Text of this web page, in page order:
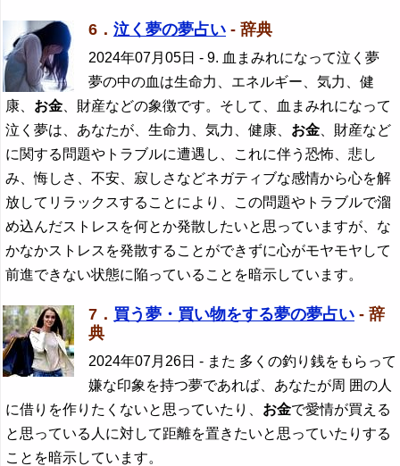
6． 泣く夢の夢占い - 辞典
2024年07月05日 - 9. 血まみれになって泣く夢
夢の中の血は生命力、エネルギー、気力、健
康、 お金 、財産などの象徴です。そして、血まみれになって
泣く夢は、あなたが、生命力、気力、健康、 お金 、財産など
に関する問題やトラブルに遭遇し、これに伴う恐怖、悲し
み、悔しさ、不安、寂しさなどネガティブな感情から心を解
放してリラックスすることにより、この問題やトラブルで溜
め込んだストレスを何とか発散したいと思っていますが、な
かなかストレスを発散することができずに心がモヤモヤして
前進できない状態に陥っていることを暗示しています。
7． 買う夢・買い物をする夢の夢占い - 辞
典
2024年07月26日 - また 多くの釣り銭をもらって
嫌な印象を持つ夢であれば、あなたが周 囲の人
に借りを作りたくないと思っていたり、 お金で愛情が買える
と思っている人に対して距離を置きたいと思っていたりする
ことを暗示しています。